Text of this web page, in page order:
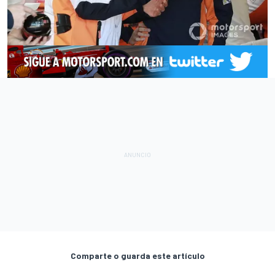
Comparte o guarda este artículo